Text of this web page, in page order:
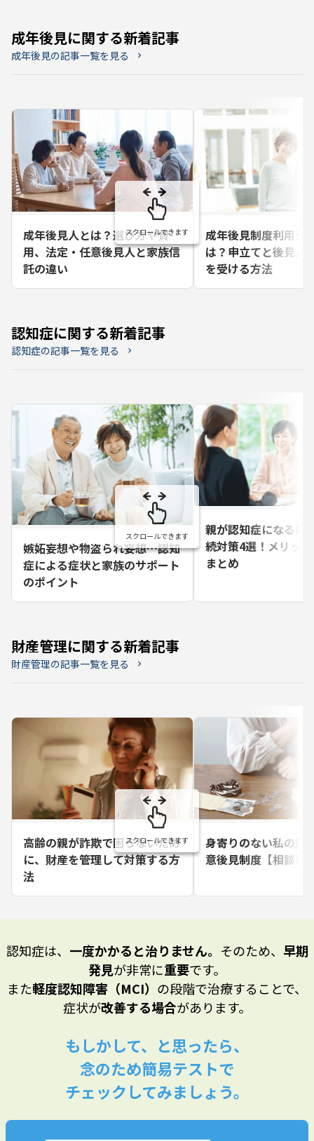
成年後見に関する新着記事
成年後見の記事一覧を見る chevron_right
成年後見人とは？選び方や費
用、法定・任意後見人と家族信
託の違い
成年後見制度利用支
は？申立てと後見人
を受ける方法
認知症に関する新着記事
認知症の記事一覧を見る chevron_right
嫉妬妄想や物盗られ妄想…認知
症による症状と家族のサポート
のポイント
親が認知症になる前
続対策4選！メリッ
まとめ
財産管理に関する新着記事
財産管理の記事一覧を見る chevron_right
高齢の親が詐欺で困らないため
に、財産を管理して対策する方
法
身寄りのない私の財
意後見制度【相談事
認知症は、 一度かかると治りません。 そのため、 早期
発見が非常に重要です。
また軽度認知障害（MCI） の段階で治療することで、
症状が改善する場合があります。
もしかして、と思ったら、
念のため簡易テストで
チェックしてみましょう。